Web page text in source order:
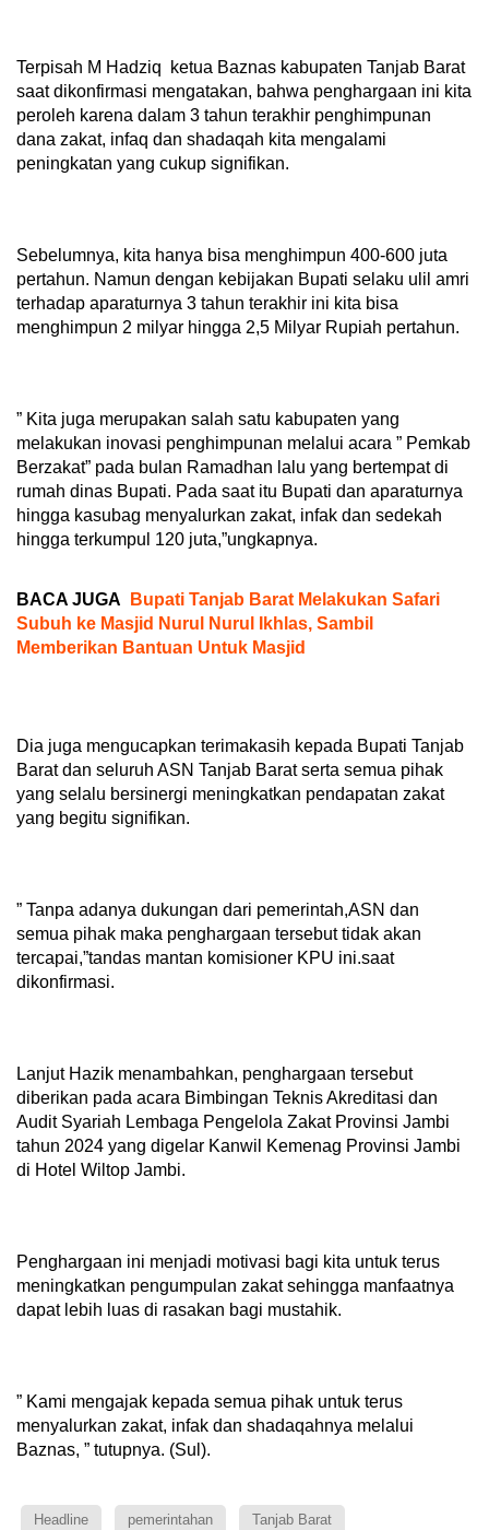
Terpisah M Hadziq ketua Baznas kabupaten Tanjab Barat
saat dikonfirmasi mengatakan, bahwa penghargaan ini kita
peroleh karena dalam 3 tahun terakhir penghimpunan
dana zakat, infaq dan shadaqah kita mengalami
peningkatan yang cukup signifikan.
Sebelumnya, kita hanya bisa menghimpun 400-600 juta
pertahun. Namun dengan kebijakan Bupati selaku ulil amri
terhadap aparaturnya 3 tahun terakhir ini kita bisa
menghimpun 2 milyar hingga 2,5 Milyar Rupiah pertahun.
” Kita juga merupakan salah satu kabupaten yang
melakukan inovasi penghimpunan melalui acara ” Pemkab
Berzakat” pada bulan Ramadhan lalu yang bertempat di
rumah dinas Bupati. Pada saat itu Bupati dan aparaturnya
hingga kasubag menyalurkan zakat, infak dan sedekah
hingga terkumpul 120 juta,”ungkapnya.
BACA JUGA
Bupati Tanjab Barat Melakukan Safari
Subuh ke Masjid Nurul Nurul Ikhlas, Sambil
Memberikan Bantuan Untuk Masjid
Dia juga mengucapkan terimakasih kepada Bupati Tanjab
Barat dan seluruh ASN Tanjab Barat serta semua pihak
yang selalu bersinergi meningkatkan pendapatan zakat
yang begitu signifikan.
” Tanpa adanya dukungan dari pemerintah,ASN dan
semua pihak maka penghargaan tersebut tidak akan
tercapai,”tandas mantan komisioner KPU ini.saat
dikonfirmasi.
Lanjut Hazik menambahkan, penghargaan tersebut
diberikan pada acara Bimbingan Teknis Akreditasi dan
Audit Syariah Lembaga Pengelola Zakat Provinsi Jambi
tahun 2024 yang digelar Kanwil Kemenag Provinsi Jambi
di Hotel Wiltop Jambi.
Penghargaan ini menjadi motivasi bagi kita untuk terus
meningkatkan pengumpulan zakat sehingga manfaatnya
dapat lebih luas di rasakan bagi mustahik.
” Kami mengajak kepada semua pihak untuk terus
menyalurkan zakat, infak dan shadaqahnya melalui
Baznas, ” tutupnya. (Sul).
Headline pemerintahan Tanjab Barat